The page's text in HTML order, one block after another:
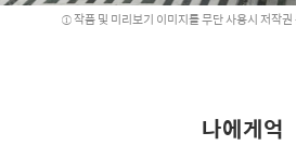
작품 및 미리보기 이미지를 무단 사용시 저작
나에게억